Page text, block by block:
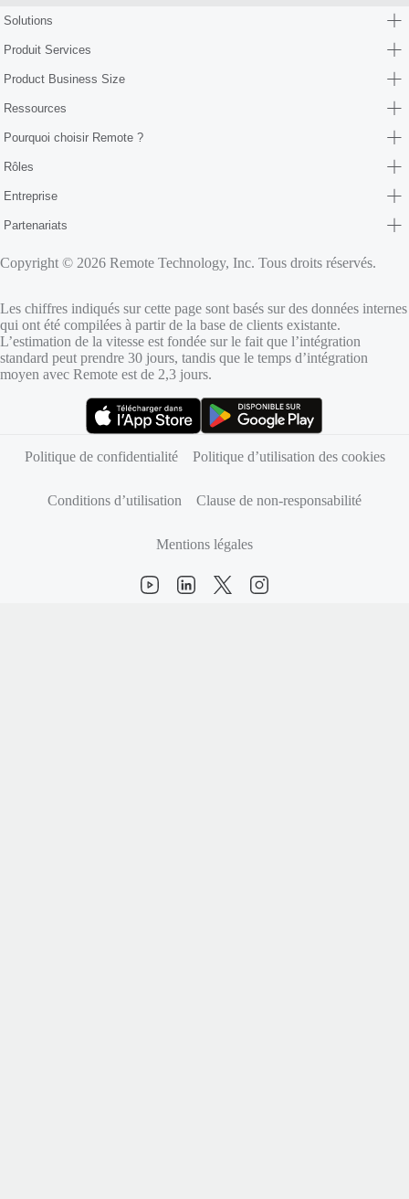
Solutions
Produit Services
Product Business Size
Ressources
Pourquoi choisir Remote ?
Rôles
Entreprise
Partenariats
Copyright © 2026 Remote Technology, Inc. Tous droits réservés.
Les chiffres indiqués sur cette page sont basés sur des données internes
qui ont été compilées à partir de la base de clients existante.
L’estimation de la vitesse est fondée sur le fait que l’intégration
standard peut prendre 30 jours, tandis que le temps d’intégration
moyen avec Remote est de 2,3 jours.
Politique de confidentialité
Politique d’utilisation des cookies
Conditions d’utilisation Clause de non-responsabilité
Mentions légales